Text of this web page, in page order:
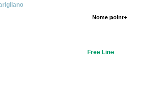
Nome point+
Free Line